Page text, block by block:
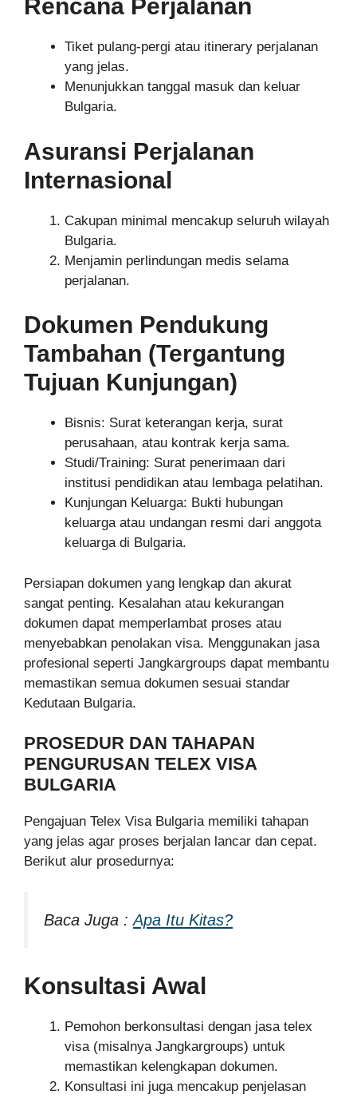
Rencana Perjalanan
Tiket pulang-pergi atau itinerary perjalanan
yang jelas.
Menunjukkan tanggal masuk dan keluar
Bulgaria.
Asuransi Perjalanan
Internasional
Cakupan minimal mencakup seluruh wilayah
Bulgaria.
Menjamin perlindungan medis selama
perjalanan.
Dokumen Pendukung
Tambahan (tergantung
Tujuan Kunjungan)
Bisnis: Surat keterangan kerja, surat
perusahaan, atau kontrak kerja sama.
Studi/Training: Surat penerimaan dari
institusi pendidikan atau lembaga pelatihan.
Kunjungan Keluarga: Bukti hubungan
keluarga atau undangan resmi dari anggota
keluarga di Bulgaria.
Persiapan dokumen yang lengkap dan akurat
sangat penting. Kesalahan atau kekurangan
dokumen dapat memperlambat proses atau
menyebabkan penolakan visa. Menggunakan jasa
profesional seperti Jangkargroups dapat membantu
memastikan semua dokumen sesuai standar
Kedutaan Bulgaria.
PROSEDUR DAN TAHAPAN
PENGURUSAN TELEX VISA
BULGARIA
Pengajuan Telex Visa Bulgaria memiliki tahapan
yang jelas agar proses berjalan lancar dan cepat.
Berikut alur prosedurnya:
Baca Juga :Apa Itu Kitas?
Konsultasi Awal
Pemohon berkonsultasi dengan jasa telex
visa (misalnya Jangkargroups) untuk
memastikan kelengkapan dokumen.
Konsultasi ini juga mencakup penjelasan